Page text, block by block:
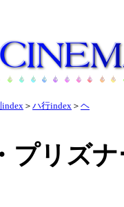
index＞ ハ行index ＞ ヘ
プリズナ